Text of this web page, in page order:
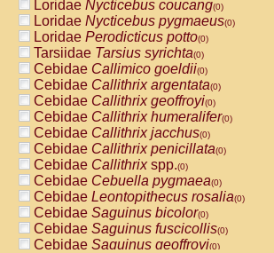
AtelidaeLagothrix lagothricha cana
PitheciidaeCacajao calvus
PitheciidaeCallicebus cupreus
PitheciidaeCallicebus donacophilus
PitheciidaeCallicebus moloch
PitheciidaeCallicebus torquatus
PitheciidaeCallicebusspp.(0)
PitheciidaeChiropotes satanas(0)
PitheciidaePithecia monachus
PitheciidaePithecia pithecia(0)
CercopithecidaeCercocebus agilis
CercopithecidaeCercocebus
CercopithecidaeCercocebus
CercopithecidaeCercocebus
CercopithecidaeCercocebus
CercopithecidaeCercocebushybrid
Loridae Nycticebus coucang(0)
Loridae Nycticebus pygmaeus(0)
Loridae Perodicticus potto(0)
Tarsiidae Tarsius syrichta(0)
Cebidae Callimico goeldii(0)
Cebidae Callithrix argentata(0)
Cebidae Callithrix geoffroyi(0)
Cebidae Callithrix humeralifer(0)
Cebidae Callithrix jacchus(0)
Cebidae Callithrix penicillata(0)
Cebidae Callithrixspp.(0)
Cebidae Cebuella pygmaea(0)
Cebidae Leontopithecus rosalia(0)
Cebidae Saguinus bicolor(0)
Cebidae Saguinus fuscicollis(0)
Cebidae Saguinus geoffroyi(0)